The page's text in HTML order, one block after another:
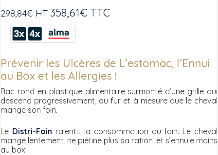
298,84€ HT 358,61€ TTC
Prévenir les Ulcères de L’estomac, l’Ennui
au Box et les Allergies !
Bac rond en plastique alimentaire surmonté d’une grille qui
descend progressivement, au fur et à mesure que le cheval
mange son foin.
Le Distri-Foin ralentit la consommation du foin. Le cheval
mange lentement, ne piétine plus sa ration, et s’ennuie moins
au box.